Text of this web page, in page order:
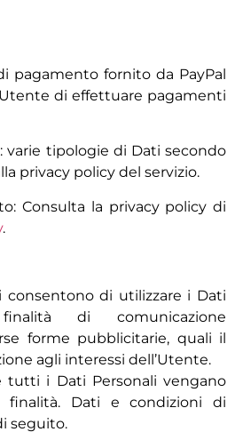
pagamento fornito da PayPal
di effettuare pagamenti
varie tipologie di Dati secondo
privacy policy del servizio.
Consulta la privacy policy di
.
consentono di utilizzare i Dati
di comunicazione
forme pubblicitarie, quali il
agli interessi dell’Utente.
tutti i Dati Personali vengano
finalità. Dati e condizioni di
seguito.